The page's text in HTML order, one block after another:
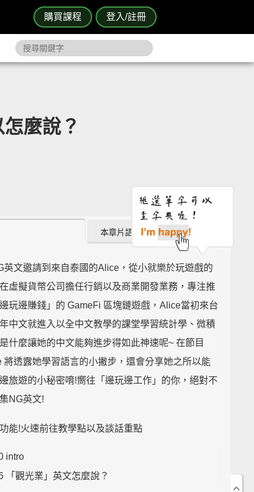
購買課程 登入/註冊
麼說？
本章片語 (0)
英文邀請到來自泰國的Alice，從小就樂於玩遊戲的
虛擬貨幣公司擔任行銷以及商業開發業務，專注推
玩邊賺錢」的 GameFi 區塊鏈遊戲，Alice當初來台
中文就進入以全中文教學的課堂學習統計學、微積
什麼讓她的中文能夠進步得如此神速呢~ 在節目
將透露她學習語言的小撇步，還會分享她之所以能
旅遊的小秘密唷!嚮往「邊玩邊工作」的你，絕對不
NG英文!
能!火速前往教學點以及談話重點
intro
「觀光業」英文怎麼說？